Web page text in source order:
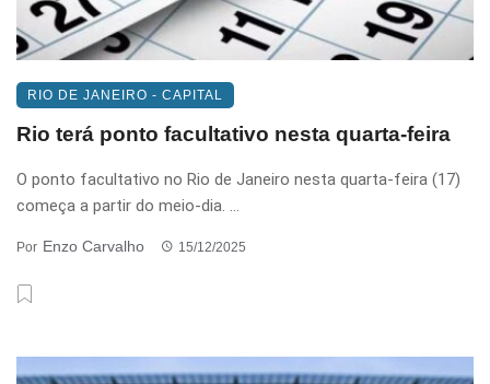
RIO DE JANEIRO - CAPITAL
Rio terá ponto facultativo nesta quarta-feira
O ponto facultativo no Rio de Janeiro nesta quarta-feira (17)
começa a partir do meio-dia. ...
Por Enzo Carvalho 15/12/2025